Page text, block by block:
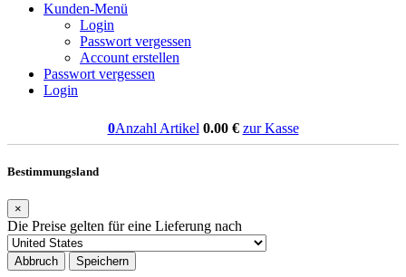
Kunden-Menü
Login
Passwort vergessen
Account erstellen
Passwort vergessen
Login
0Anzahl Artikel 0.00€ zur Kasse
Bestimmungsland
×
Die Preise gelten für eine Lieferung nach
Abbruch Speichern